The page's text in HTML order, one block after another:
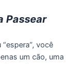
Passear
você
um cão, uma